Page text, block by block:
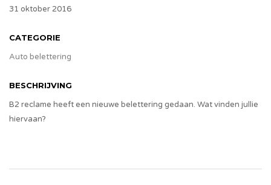
31 oktober 2016
CATEGORIE
Auto belettering
BESCHRIJVING
B2 reclame heeft een nieuwe belettering gedaan. Wat vinden jullie
hiervaan?